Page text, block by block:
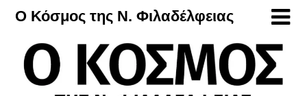
Μετάβαση
περιεχόμενο
Ο Κόσμος της Ν. Φιλαδέλφειας